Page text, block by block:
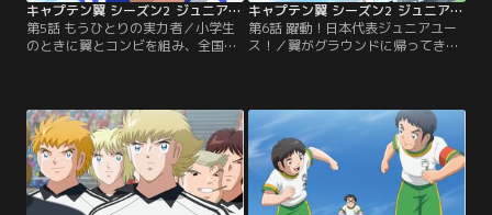
キャプテン翼 シーズン2 ジュニアユース編 第05話
第5話 もうひとりの実力者／小学生
のときに翼とコンビを組み、全国大
ていた。全日本サッカー協会から11
番のユニフォームを手渡された岬だ
ったが、仲間とのブランクは3年に
及び、力を発揮できるのか自信を持
てずにいた。
キャプテン翼 シーズン2 ジュニアユース編 第06話
第6話 躍動！日本代表ジュニアユー
ス！／翼がグラウンドに帰ってき
ームに。日向は翼とのコンビプレイ
で2点目を追加し、松山はDFとして
攻守にわたって活躍。2対0のリード
で前半を折り返す。ただミュンヘン
がこのまま黙っているとは思えな
い。